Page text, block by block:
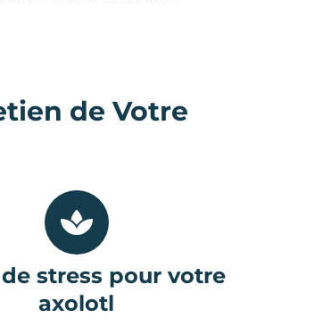
de Votre
stress pour votre
axolotl